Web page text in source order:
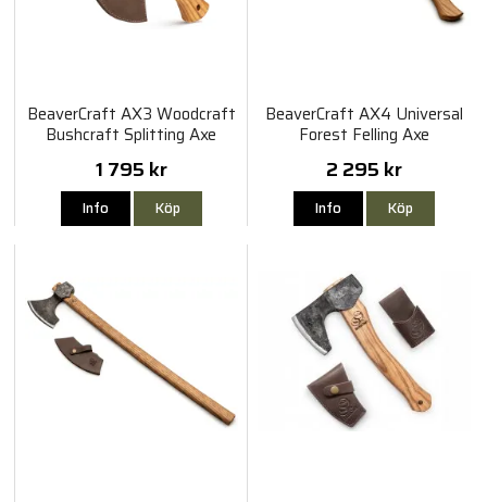
BeaverCraft AX3 Woodcraft
Bushcraft Splitting Axe
1 795 kr
Info Köp
BeaverCraft AX4 Universal
Forest Felling Axe
2 295 kr
Info Köp